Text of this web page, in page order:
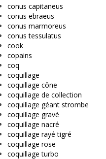
conus capitaneus
conus ebraeus
conus marmoreus
conus tessulatus
cook
copains
coq
coquillage
coquillage cône
coquillage de collection
coquillage géant strombe
coquillage gravé
coquillage nacré
coquillage rayé tigré
coquillage rose
coquillage turbo